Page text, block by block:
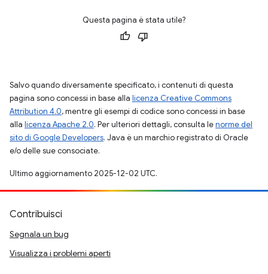
Questa pagina è stata utile?
Salvo quando diversamente specificato, i contenuti di questa
pagina sono concessi in base alla licenza Creative Commons
Attribution 4.0, mentre gli esempi di codice sono concessi in base
alla licenza Apache 2.0. Per ulteriori dettagli, consulta lenorme del
sito di Google Developers. Java è un marchio registrato di Oracle
e/o delle sue consociate.
Ultimo aggiornamento 2025-12-02 UTC.
Contribuisci
Segnala un bug
Visualizza i problemi aperti